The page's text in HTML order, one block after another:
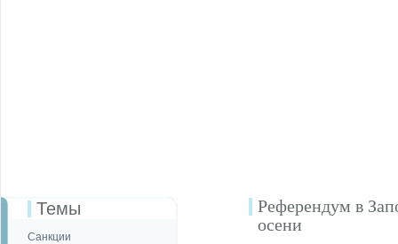
Темы
Санкции
Референдум в
осени